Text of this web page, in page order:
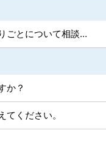
金銭関係、不動産、家庭関係などの困りごとについて相談したいがどうしたらよいか。
か？
ください。